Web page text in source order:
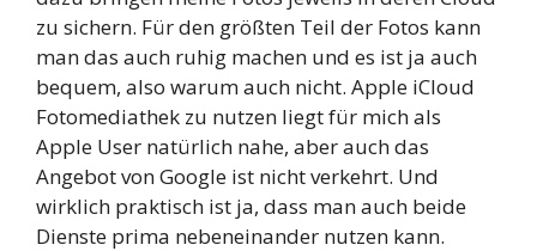
zu sichern. Für den größten Teil der Fotos kann
man das auch ruhig machen und es ist ja auch
bequem, also warum auch nicht. Apple iCloud
Fotomediathek zu nutzen liegt für mich als
Apple User natürlich nahe, aber auch das
Angebot von Google ist nicht verkehrt. Und
wirklich praktisch ist ja, dass man auch beide
Dienste prima nebeneinander nutzen kann.